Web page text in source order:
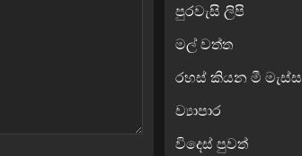
පුරවැසි ලිපි
මල් වත්ත
රහස් කියන මී
ව්‍යාපාර
විදෙස් පුවත්